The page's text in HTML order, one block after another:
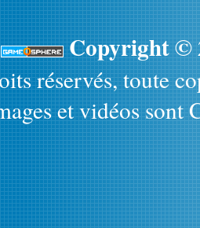
Copyright ©
réservés, toute
et vidéos